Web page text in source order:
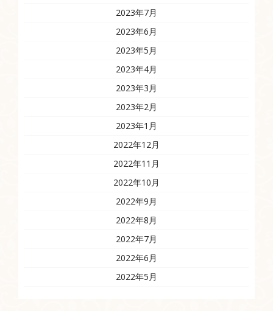
2023年7月
2023年6月
2023年5月
2023年4月
2023年3月
2023年2月
2023年1月
2022年12月
2022年11月
2022年10月
2022年9月
2022年8月
2022年7月
2022年6月
2022年5月